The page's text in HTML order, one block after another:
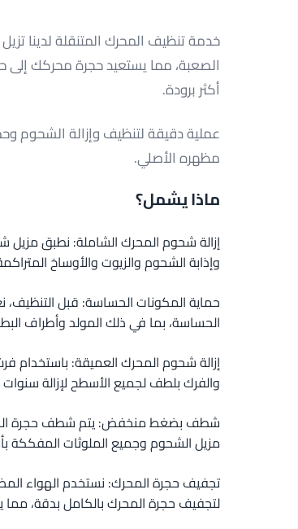
خدمة تنظيف المحرك المتنقلة لدينا
الصعبة، مما يستعيد حجرة محركك
أكثر برودة.
عملية دقيقة لتنظيف وإزالة الشحوم
مظهره الأصلي.
ماذا يشمل؟
إزالة شحوم المحرك الشاملة: نطبق
وإذابة الشحوم والزيوت والأوساخ
حماية المكونات الحساسة: قبل التنظيف،
الحساسة، بما في ذلك المولد وأطراف
إزالة شحوم المحرك العميقة: باستخدام
والفرك بلطف لجميع الأسطح لإزالة
شطف بضغط منخفض: يتم شطف حجرة
مزيل الشحوم وجميع الملوثات المفككة
تجفيف حجرة المحرك: نستخدم الهواء
لتجفيف حجرة المحرك بالكامل بدقة، مما